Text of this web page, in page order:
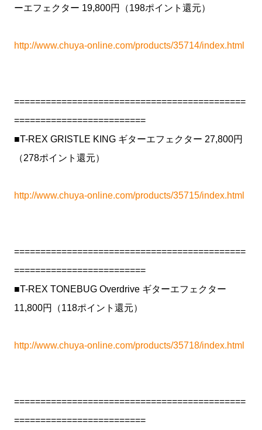
ーエフェクター 19,800円（198ポイント還元）
http://www.chuya-online.com/products/35714/index.html
============================================
=========================
■T-REX GRISTLE KING ギターエフェクター 27,800円
（278ポイント還元）
http://www.chuya-online.com/products/35715/index.html
============================================
=========================
■T-REX TONEBUG Overdrive ギターエフェクター
11,800円（118ポイント還元）
http://www.chuya-online.com/products/35718/index.html
============================================
=========================